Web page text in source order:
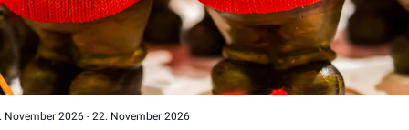
November 2026- 22. November 2026